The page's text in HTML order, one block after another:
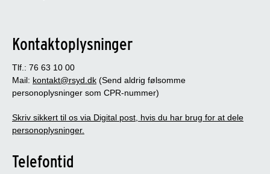
Kontaktoplysninger
Tlf.: 76 63 10 00
Mail: kontakt@rsyd.dk (Send aldrig følsomme
personoplysninger som CPR-nummer)
Skriv sikkert til os via Digital post, hvis du har brug for at dele
personoplysninger.
Telefontid